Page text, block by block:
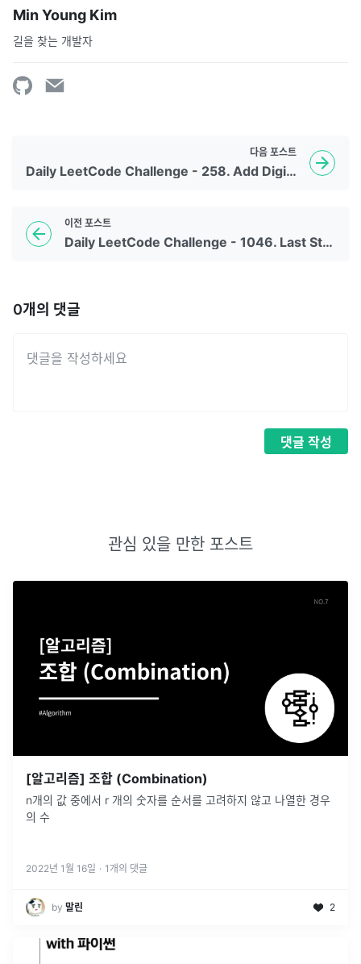
Min Young Kim
길을 찾는 개발자
이전 포스트
Daily LeetCode Challenge - 1046. Last Stone Weight
다음 포스트
Daily LeetCode Challenge - 258. Add Digits
0개의 댓글
댓글 작성
관심 있을 만한 포스트
[알고리즘] 조합 (Combination)
n개의 값 중에서 r 개의 숫자를 순서를 고려하지 않고 나열한 경우
의 수
2022년 1월 16일 · 1 개의 댓글
by 말린 2